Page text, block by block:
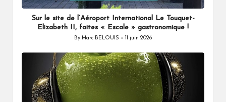
Sur le site de l’Aéroport International Le Touquet-
Elizabeth II, faites « Escale » gastronomique !
Posted
By Marc BELOUIS 11 juin 2026